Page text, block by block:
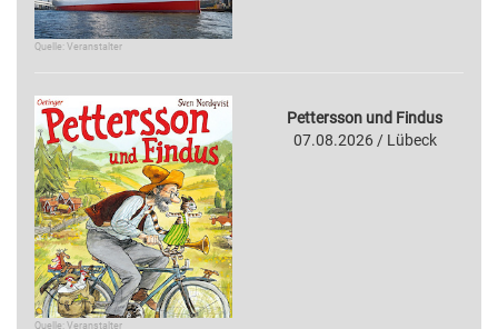
Quelle: Veranstalter
Quelle: Veranstalter
Pettersson und Findus
07.08.2026 / Lübeck